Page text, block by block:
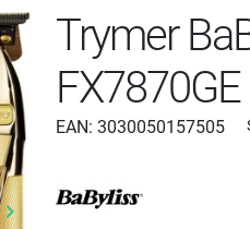
Następny
Trymer
FX7870GE
EAN: 3030050157505